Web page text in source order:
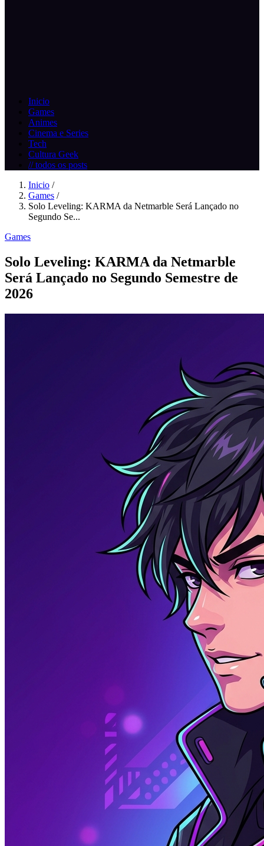
Inicio
Games
Animes
Cinema e Series
Tech
Cultura Geek
// todos os posts
Inicio /
Games /
Solo Leveling: KARMA da Netmarble Será Lançado no
Segundo Se...
Games
Solo Leveling: KARMA da Netmarble
Será Lançado no Segundo Semestre de
2026